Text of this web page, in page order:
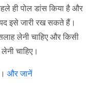
ही पोल डांस किया है और
इसे जारी रख सकते हैं।
लेनी चाहिए और किसी
चाहिए।
और जानें